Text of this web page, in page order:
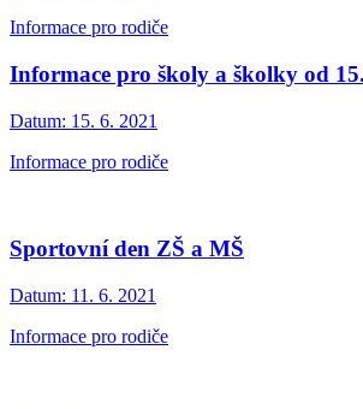
Informace pro rodiče
Informace pro školy a školky od
Datum: 15. 6. 2021
Informace pro rodiče
Sportovní den ZŠ a MŠ
Datum: 11. 6. 2021
Informace pro rodiče